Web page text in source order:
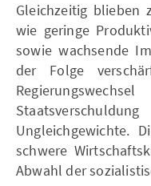
Gleichzeitig blieben
wie geringe
sowie wachsende
der Folge
Ungleichgewichte.
schwere
Abwahl der